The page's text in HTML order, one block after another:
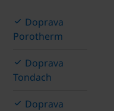
Doprava
Porotherm
Doprava
Tondach
Doprava